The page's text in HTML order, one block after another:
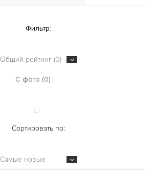
Фильтр:
Общий рейтинг (0)
С фото (0)
Сортировать по:
Самые новые